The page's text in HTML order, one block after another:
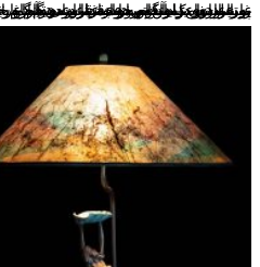
به علت اینکه آباژورها عمدتا در هنگام تاریکی فضای خانه به کار گرفته میشوند و در واقع به عنوان نوعی چراغ خواب محسوب می شوند زاویه پرتاب نور باید به صورت غیر مستقیم و با استفاده از رنگ های لایت کار نورپردازی را انجام دهد.قرار دادن آباژور در بالای سرمان به هنگام خواب و به صورت عمود می تواند باعث مزاحمت برای چشمانتان گردد. عمدتا آباژور را با ارتفاع پایین تر از چشمان در هنگام خواب و با اندکی فاصله جهت تماس غیر عادی در هنگام خواب قرار دهیم.